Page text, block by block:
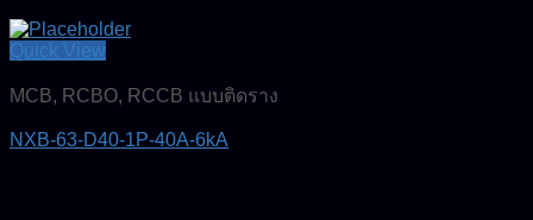
Quick View
MCB, RCBO, RCCB แบบติดราง
NXB-63-D40-1P-40A-6kA